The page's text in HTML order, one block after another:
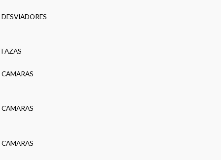
DESVIADORES
TAZAS
CAMARAS
CAMARAS
CAMARAS